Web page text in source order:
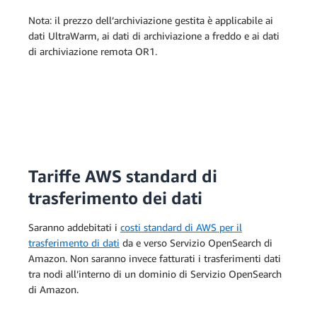
Nota: il prezzo dell’archiviazione gestita è applicabile ai
dati UltraWarm, ai dati di archiviazione a freddo e ai dati
di archiviazione remota OR1.
Tariffe AWS standard di
trasferimento dei dati
Saranno addebitati i costi standard di AWS per il
trasferimento di dati da e verso Servizio OpenSearch di
Amazon. Non saranno invece fatturati i trasferimenti dati
tra nodi all’interno di un dominio di Servizio OpenSearch
di Amazon.